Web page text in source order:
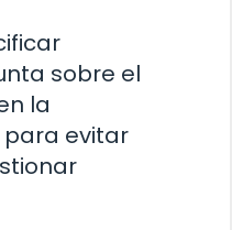
sobre el
la
para evitar